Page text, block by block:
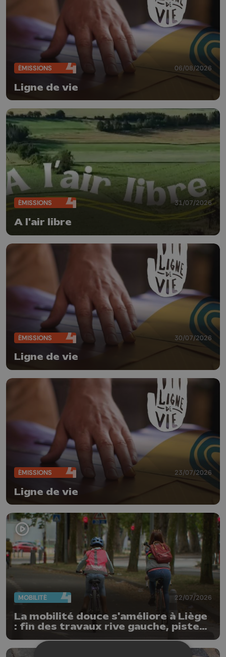
ÉMISSIONS 06/08/2026
Ligne de vie
ÉMISSIONS 31/07/2026
A l'air libre
ÉMISSIONS 30/07/2026
Ligne de vie
ÉMISSIONS 23/07/2026
Ligne de vie
MOBILITÉ 22/07/2026
La mobilité douce s'améliore à Liège
: fin des travaux rive gauche, pistes
Guillemins...